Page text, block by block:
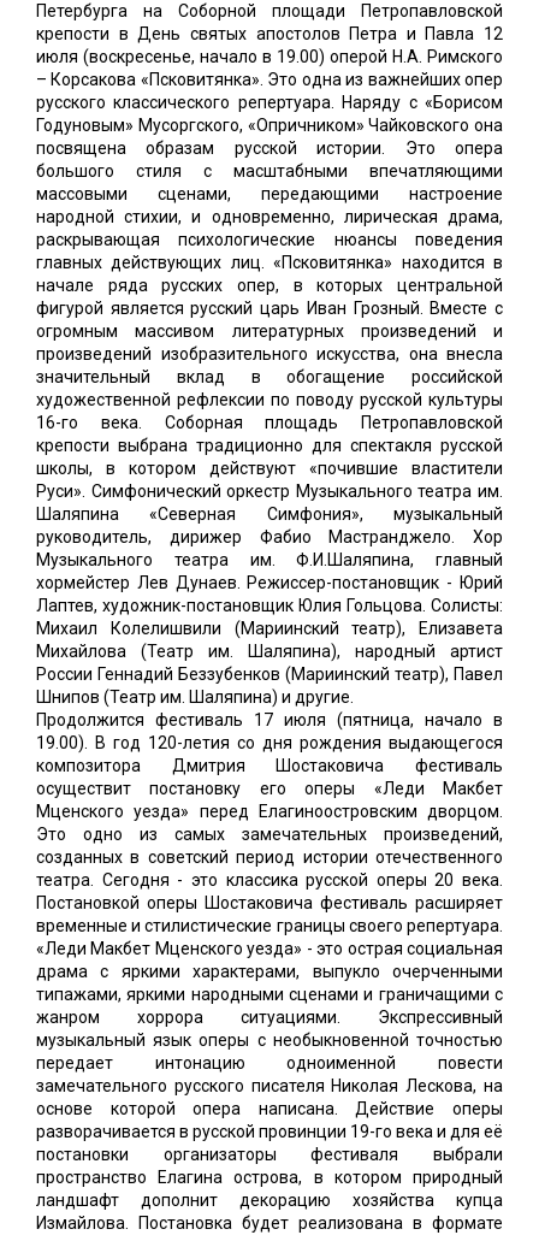
Петербурга на Соборной площади Петропавловской
крепости в День святых апостолов Петра и Павла 12
июля (воскресенье, начало в 19.00) оперой Н.А. Римского
– Корсакова «Псковитянка». Это одна из важнейших опер
русского классического репертуара. Наряду с «Борисом
Годуновым» Мусоргского, «Опричником» Чайковского она
посвящена образам русской истории. Это опера
большого стиля с масштабными впечатляющими
массовыми сценами, передающими настроение
народной стихии, и одновременно, лирическая драма,
раскрывающая психологические нюансы поведения
главных действующих лиц. «Псковитянка» находится в
начале ряда русских опер, в которых центральной
фигурой является русский царь Иван Грозный. Вместе с
огромным массивом литературных произведений и
произведений изобразительного искусства, она внесла
значительный вклад в обогащение российской
художественной рефлексии по поводу русской культуры
16-го века. Соборная площадь Петропавловской
крепости выбрана традиционно для спектакля русской
школы, в котором действуют «почившие властители
Руси». Симфонический оркестр Музыкального театра им.
Шаляпина «Северная Симфония», музыкальный
руководитель, дирижер Фабио Мастранджело. Хор
Музыкального театра им. Ф.И.Шаляпина, главный
хормейстер Лев Дунаев. Режиссер-постановщик - Юрий
Лаптев, художник-постановщик Юлия Гольцова. Солисты:
Михаил Колелишвили (Мариинский театр), Елизавета
Михайлова (Театр им. Шаляпина), народный артист
России Геннадий Беззубенков (Мариинский театр), Павел
Шнипов (Театр им. Шаляпина) и другие.
Продолжится фестиваль 17 июля (пятница, начало в
19.00). В год 120-летия со дня рождения выдающегося
композитора Дмитрия Шостаковича фестиваль
осуществит постановку его оперы «Леди Макбет
Мценского уезда» перед Елагиноостровским дворцом.
Это одно из самых замечательных произведений,
созданных в советский период истории отечественного
театра. Сегодня - это классика русской оперы 20 века.
Постановкой оперы Шостаковича фестиваль расширяет
временные и стилистические границы своего репертуара.
«Леди Макбет Мценского уезда» - это острая социальная
драма с яркими характерами, выпукло очерченными
типажами, яркими народными сценами и граничащими с
жанром хоррора ситуациями. Экспрессивный
музыкальный язык оперы с необыкновенной точностью
передает интонацию одноименной повести
замечательного русского писателя Николая Лескова, на
основе которой опера написана. Действие оперы
разворачивается в русской провинции 19-го века и для её
постановки организаторы фестиваля выбрали
пространство Елагина острова, в котором природный
ландшафт дополнит декорацию хозяйства купца
Измайлова. Постановка будет реализована в формате